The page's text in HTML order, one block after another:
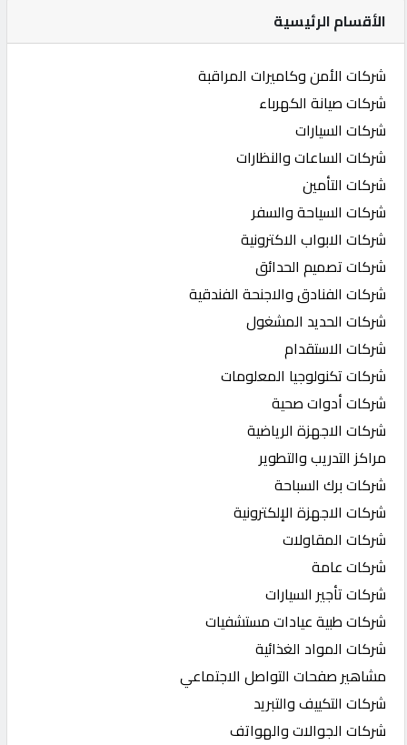
الأقسام الرئيسية
شركات الأمن وكاميرات المراقبة
شركات صيانة الكهرباء
شركات السيارات
شركات الساعات والنظارات
شركات التأمين
شركات السياحة والسفر
شركات الابواب الاكترونية
شركات تصميم الحدائق
شركات الفنادق والاجنحة الفندقية
شركات الحديد المشغول
شركات الاستقدام
شركات تكنولوجيا المعلومات
شركات أدوات صحية
شركات الاجهزة الرياضية
مراكز التدريب والتطوير
شركات برك السباحة
شركات الاجهزة الإلكترونية
شركات المقاولات
شركات عامة
شركات تأجير السيارات
شركات طبية عيادات مستشفيات
شركات المواد الغذائية
مشاهير صفحات التواصل الاجتماعي
شركات التكييف والتبريد
شركات الجوالات والهواتف